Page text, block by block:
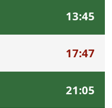
13:45
17:47
21:05